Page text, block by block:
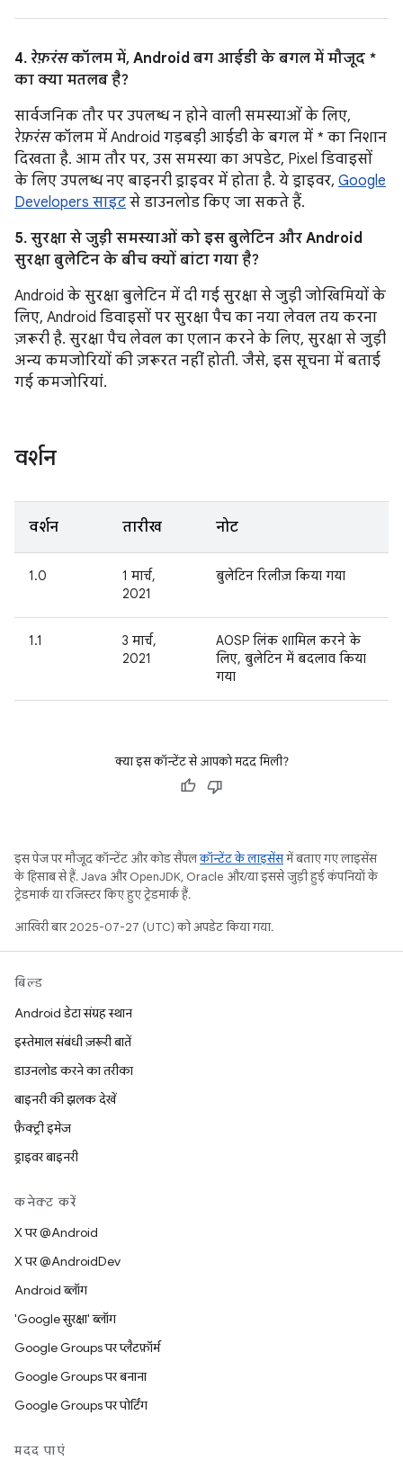
4. रेफ़रंसकॉलम में, Android बग आईडी के बगल में मौजूद *
का क्या मतलब है?
सार्वजनिक तौर पर उपलब्ध न होने वाली समस्याओं के लिए,
रेफ़रंसकॉलम में Android गड़बड़ी आईडी के बगल में * का निशान
दिखता है. आम तौर पर, उस समस्या का अपडेट, Pixel डिवाइसों
के लिए उपलब्ध नए बाइनरी ड्राइवर में होता है. ये ड्राइवर, Google
Developers साइट से डाउनलोड किए जा सकते हैं.
5. सुरक्षा से जुड़ी समस्याओं को इस बुलेटिन और Android
सुरक्षा बुलेटिन के बीच क्यों बांटा गया है?
Android के सुरक्षा बुलेटिन में दी गई सुरक्षा से जुड़ी जोखिमियों के
लिए, Android डिवाइसों पर सुरक्षा पैच का नया लेवल तय करना
ज़रूरी है. सुरक्षा पैच लेवल का एलान करने के लिए, सुरक्षा से जुड़ी
अन्य कमजोरियों की ज़रूरत नहीं होती. जैसे, इस सूचना में बताई
गई कमजोरियां.
वर्शन
वर्शन तारीख नोट
1.0
1 मार्च,
2021
बुलेटिन रिलीज़ किया गया
1.1
3 मार्च,
2021
AOSP लिंक शामिल करने के
लिए, बुलेटिन में बदलाव किया
गया
क्या इस कॉन्टेंट से आपको मदद मिली?
इस पेज पर मौजूद कॉन्टेंट और कोड सैंपलकॉन्टेंट के लाइसेंसमें बताए गए लाइसेंस
के हिसाब से हैं. Java और OpenJDK, Oracle और/या इससे जुड़ी हुई कंपनियों के
ट्रेडमार्क या रजिस्टर किए हुए ट्रेडमार्क हैं.
आखिरी बार 2025-07-27 (UTC) को अपडेट किया गया.
बिल्ड
Android डेटा संग्रह स्थान
इस्तेमाल संबंधी ज़रूरी बातें
डाउनलोड करने का तरीका
बाइनरी की झलक देखें
फ़ैक्ट्री इमेज
ड्राइवर बाइनरी
कनेक्ट करें
X पर @Android
X पर @AndroidDev
Android ब्लॉग
'Google सुरक्षा' ब्लॉग
Google Groups पर प्लैटफ़ॉर्म
Google Groups पर बनाना
Google Groups पर पोर्टिंग
मदद पाएं